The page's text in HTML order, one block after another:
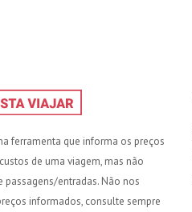
ferramenta que informa os preços
de uma viagem, mas não
passagens/entradas. Não nos
informados, consulte sempre